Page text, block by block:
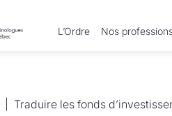
L’Ordre Nos
Traduire les fonds